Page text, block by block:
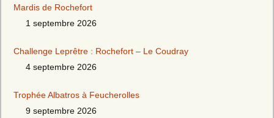
Mardis de Rochefort
1 septembre 2026
Challenge Leprêtre : Rochefort – Le Coudray
4 septembre 2026
Trophée Albatros à Feucherolles
9 septembre 2026